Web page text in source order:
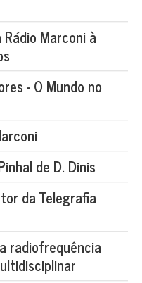
Marconi à
- O Mundo no
de D. Dinis
da Telegrafia
radiofrequência